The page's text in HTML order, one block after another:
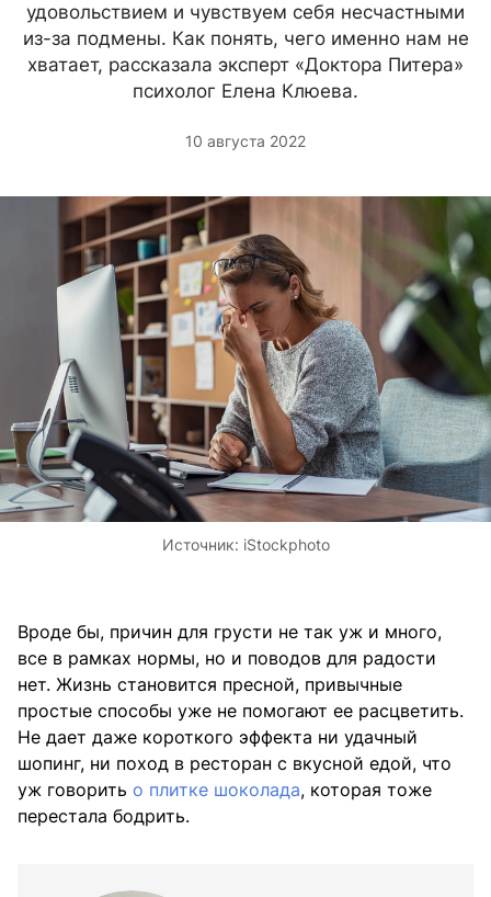
удовольствием и чувствуем себя несчастными
из-за подмены. Как понять, чего именно нам не
хватает, рассказала эксперт «Доктора Питера»
психолог Елена Клюева.
10 августа 2022
Источник: iStockphoto
Вроде бы, причин для грусти не так уж и много,
все в рамках нормы, но и поводов для радости
нет. Жизнь становится пресной, привычные
простые способы уже не помогают ее расцветить.
Не дает даже короткого эффекта ни удачный
шопинг, ни поход в ресторан с вкусной едой, что
уж говорить о плитке шоколада, которая тоже
перестала бодрить.